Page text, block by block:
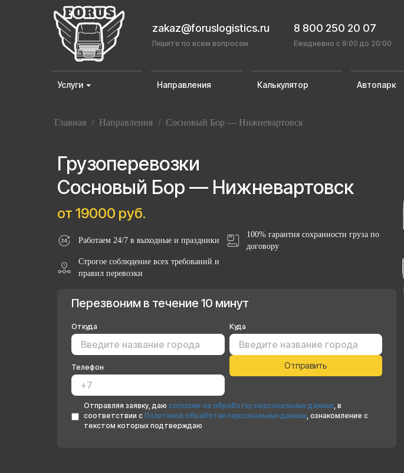
zakaz@foruslogistics.ru
Пишите по всем вопросам
8 800 250 20 07
Ежедневно с 8:00 до 20:00
Услуги Направления Калькулятор Автопарк
Главная / Направления / Сосновый Бор — Нижневартовск
Грузоперевозки
Сосновый Бор — Нижневартовск
от 19000 руб.
Работаем 24/7 в выходные и праздники
100% гарантия сохранности груза по
договору
Строгое соблюдение всех требований и
правил перевозки
Перезвоним в течение 10 минут
Откуда Куда
Телефон
Отправляя заявку, даю согласие на обработку персональных данных, в
соответствии с Политикой обработки персональных данных, ознакомление с
текстом которых подтверждаю